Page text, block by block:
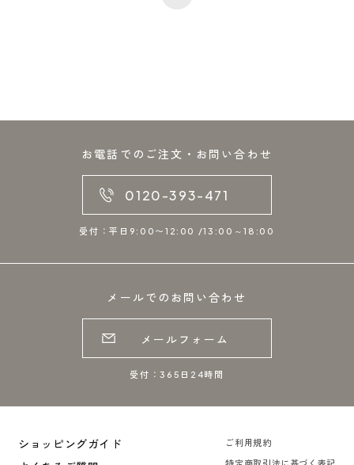
お電話でのご注文・お問い合わせ
0120-393-471
受付：平日9:00〜12:00 /13:00～18:00
メールでのお問い合わせ
メールフォーム
受付：365日24時間
ショッピングガイド
ご利用規約